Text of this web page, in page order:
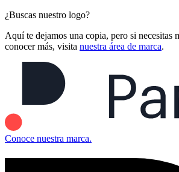
¿Buscas nuestro logo?
Aquí te dejamos una copia, pero si necesitas
conocer más, visita nuestra área de marca.
Conoce nuestra marca.